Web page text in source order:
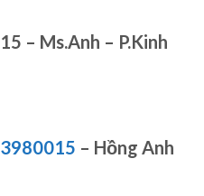
– Ms.Anh – P.Kinh
– Hồng Anh